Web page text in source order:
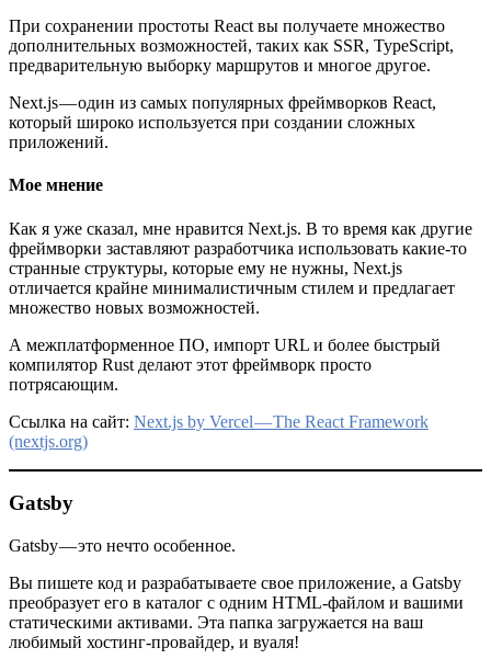
При сохранении простоты React вы получаете множество
дополнительных возможностей, таких как SSR, TypeScript,
предварительную выборку маршрутов и многое другое.
Next.js — один из самых популярных фреймворков React,
который широко используется при создании сложных
приложений.
Мое мнение
Как я уже сказал, мне нравится Next.js. В то время как другие
фреймворки заставляют разработчика использовать какие-то
странные структуры, которые ему не нужны, Next.js
отличается крайне минималистичным стилем и предлагает
множество новых возможностей.
А межплатформенное ПО, импорт URL и более быстрый
компилятор Rust делают этот фреймворк просто
потрясающим.
Ссылка на сайт: Next.js by Vercel — The React Framework
(nextjs.org)
Gatsby
Gatsby — это нечто особенное.
Вы пишете код и разрабатываете свое приложение, а Gatsby
преобразует его в каталог с одним HTML-файлом и вашими
статическими активами. Эта папка загружается на ваш
любимый хостинг-провайдер, и вуаля!